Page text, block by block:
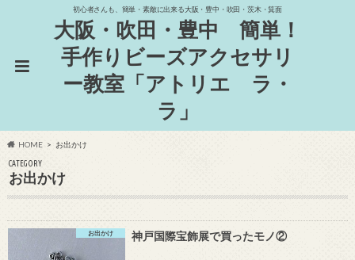
初心者さんも、簡単・素敵に出来る大阪・豊中・吹田・茨木・箕面
大阪・吹田・豊中 簡単！
手作りビーズアクセサリ
ー教室「アトリエ ラ・
ラ」
HOME お出かけ
CATEGORY
お出かけ
お出かけ 神戸国際宝飾展で買ったモノ②